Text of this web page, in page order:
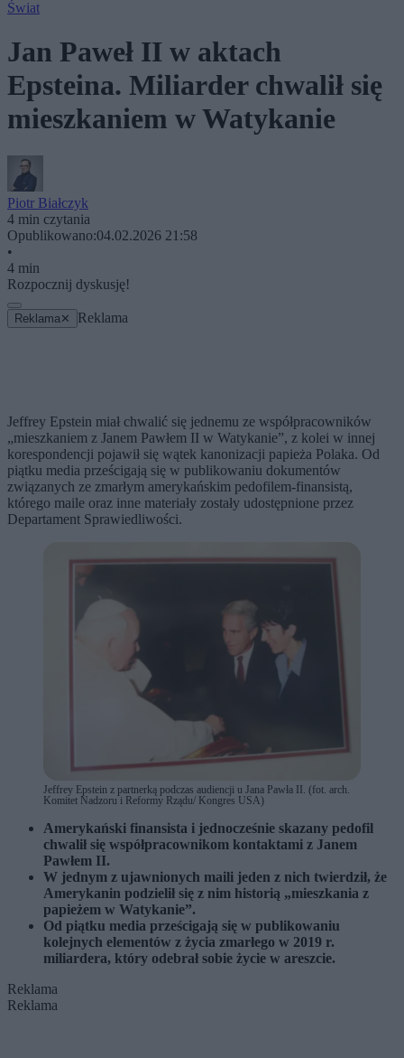
Świat
Jan Paweł II w aktach
Epsteina. Miliarder chwalił się
mieszkaniem w Watykanie
Piotr Białczyk
4 min czytania
Opublikowano:04.02.2026 21:58
•
4 min
Rozpocznij dyskusję!
Reklama ✕ Reklama
Jeffrey Epstein miał chwalić się jednemu ze współpracowników
„mieszkaniem z Janem Pawłem II w Watykanie”, z kolei w innej
korespondencji pojawił się wątek kanonizacji papieża Polaka. Od
piątku media prześcigają się w publikowaniu dokumentów
związanych ze zmarłym amerykańskim pedofilem-finansistą,
którego maile oraz inne materiały zostały udostępnione przez
Departament Sprawiedliwości.
Jeffrey Epstein z partnerką podczas audiencji u Jana Pawła II. (fot. arch.
Komitet Nadzoru i Reformy Rządu/ Kongres USA)
Amerykański finansista i jednocześnie skazany pedofil
chwalił się współpracownikom kontaktami z Janem
Pawłem II.
W jednym z ujawnionych maili jeden z nich twierdził, że
Amerykanin podzielił się z nim historią „mieszkania z
papieżem w Watykanie”.
Od piątku media prześcigają się w publikowaniu
kolejnych elementów z życia zmarłego w 2019 r.
miliardera, który odebrał sobie życie w areszcie.
Reklama
Reklama